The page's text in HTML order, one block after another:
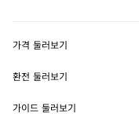
MetaMask Connect
Snaps
보안
가격 둘러보기
이더리움 가격
솔라나 가격
환전 둘러보기
ETH를 USD로 환전
가이드 둘러보기